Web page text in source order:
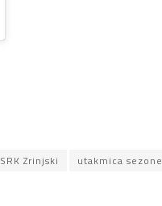
SRK Zrinjski
utakmica sezone